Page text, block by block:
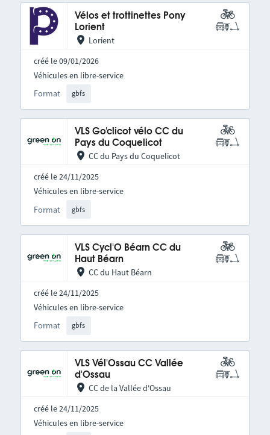
Vélos et trottinettes Pony
Lorient
Lorient
créé le 09/01/2026
Format gbfs
Véhicules en libre-service
VLS Go'clicot vélo CC du
Pays du Coquelicot
CC du Pays du Coquelicot
créé le 24/11/2025
Format gbfs
Véhicules en libre-service
VLS Cycl'O Béarn CC du
Haut Béarn
CC du Haut Béarn
créé le 24/11/2025
Format gbfs
Véhicules en libre-service
VLS Vél'Ossau CC Vallée
d'Ossau
CC de la Vallée d'Ossau
créé le 24/11/2025
Véhicules en libre-service